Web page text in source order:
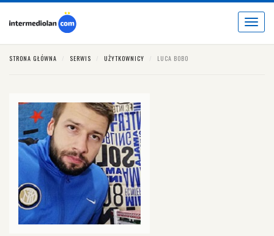
Toggle
STRONA GŁÓWNA SERWIS UŻYTKOWNICY LUCA BOBO